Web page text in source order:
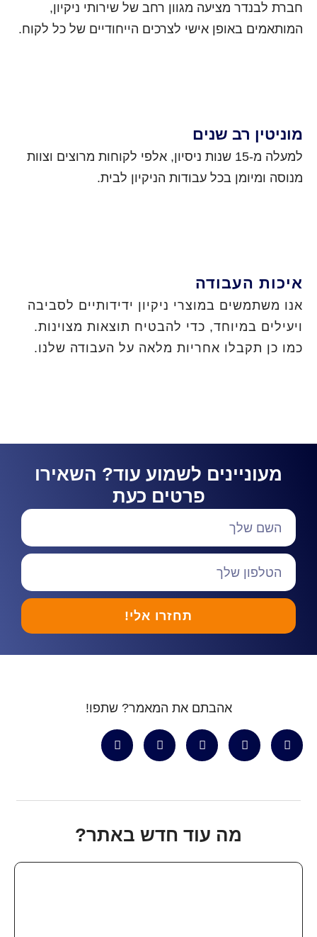
חברת לבנדר מציעה מגוון רחב של שירותי ניקיון,
המותאמים באופן אישי לצרכים הייחודיים של כל לקוח.
מוניטין רב שנים
למעלה מ-15 שנות ניסיון, אלפי לקוחות מרוצים וצוות
מנוסה ומיומן בכל עבודות הניקיון לבית.
איכות העבודה
אנו משתמשים במוצרי ניקיון ידידותיים לסביבה
ויעילים במיוחד, כדי להבטיח תוצאות מצוינות.
כמו כן תקבלו אחריות מלאה על העבודה שלנו.
מעוניינים לשמוע עוד? השאירו
פרטים כעת
תחזרו אלי!
אהבתם את המאמר? שתפו!
מה עוד חדש באתר?